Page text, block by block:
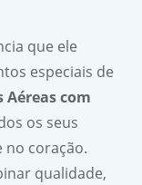
que ele
especiais de
Aéreas com
os seus
no coração.
qualidade,